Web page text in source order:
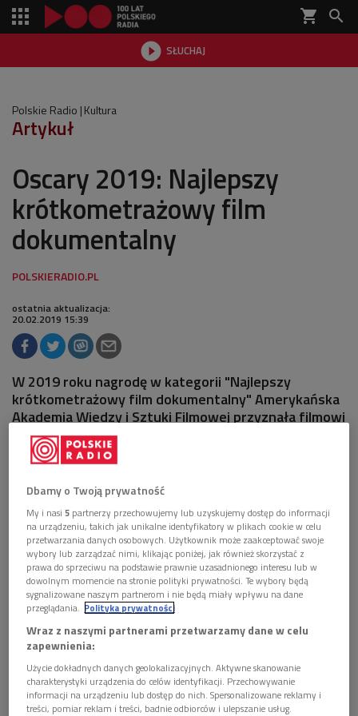
shopping_cart 
 SŁUCHAJ

Polskie Radio Kultura
Artykuł
Oscary 2019: Najlepszy
krótkometrażowy film
dokumentalny
ostatnia aktualizacja:
20.02.2019 15:39
W 2019 roku nagrodę w kategorii "Najlepszy
krótkometrażowy film dokumentalny" Amerykańska
Akademia Wiedzy i Sztuki Filmowej przyznała filmowi
"Peroid. End of Sentence".
Podczas gali rozdania Oscarów, wszystkie miejsca w teatrze Dolby w Los
Angeles muszą być zajęte Foto: PAP/Scott Diussa / ¬©A.M.P.A.S.
Nagroda w kategorii "Najlepszy krótkometażowy film
Dbamy o Twoją prywatność
My i nasi5 partnerzy przechowujemy lub uzyskujemy dostęp do informacji
na urządzeniu, takich jak unikalne identyfikatory w plikach cookie w celu
przetwarzania danych osobowych. Użytkownik może zaakceptować swoje
wybory lub zarządzać nimi, klikając poniżej, jak również skorzystać z
prawa do sprzeciwu na podstawie prawnie uzasadnionego interesu lub w
dowolnym momencie na stronie polityki prywatności. Te wybory będą
sygnalizowane naszym partnerom i nie będą miały wpływu na dane
przeglądania. Polityka prywatności
Wraz z naszymi partnerami przetwarzamy dane w celu
zapewnienia:
Użycie dokładnych danych geolokalizacyjnych. Aktywne skanowanie
charakterystyki urządzenia do celów identyfikacji. Przechowywanie
informacji na urządzeniu lub dostęp do nich. Spersonalizowane reklamy i
treści, pomiar reklam i treści, badnie odbiorców i ulepszanie usług.